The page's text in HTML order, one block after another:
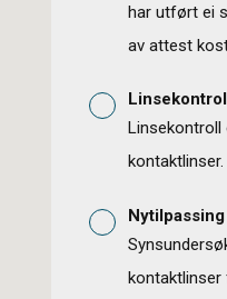
har utført ei
av attest
Linsekontroll
kontaktlinser